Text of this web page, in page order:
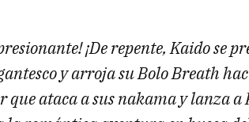
¡De repente, Kaido se
y arroja suBolo Breath
que ataca a susnakamay lanza a